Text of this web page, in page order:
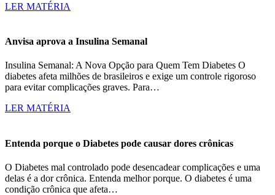
LER MATÉRIA
Anvisa aprova a Insulina Semanal
Insulina Semanal: A Nova Opção para Quem Tem Diabetes O
diabetes afeta milhões de brasileiros e exige um controle rigoroso
para evitar complicações graves. Para…
LER MATÉRIA
Entenda porque o Diabetes pode causar dores crônicas
O Diabetes mal controlado pode desencadear complicações e uma
delas é a dor crônica. Entenda melhor porque. O diabetes é uma
condição crônica que afeta…